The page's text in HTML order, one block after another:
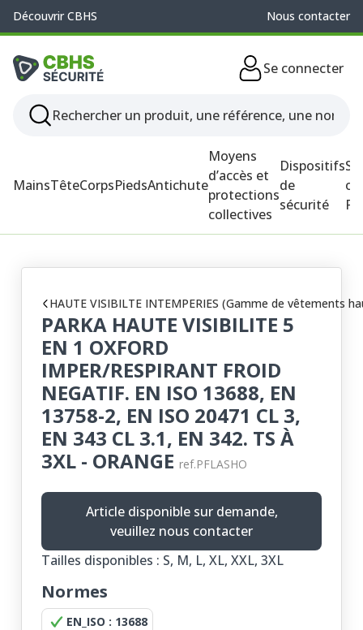
Découvrir CBHS Nous contacter
Se connecter
MainsTêteCorpsPiedsAntichute
Moyens
d’accès et
protections
collectives
Dispositifs
de
sécurité
HAUTE VISIBILTE INTEMPERIES (Gamme de vêtements
PARKA HAUTE VISIBILITE 5
EN 1 OXFORD
IMPER/RESPIRANT FROID
NEGATIF. EN ISO 13688, EN
13758-2, EN ISO 20471 CL 3,
EN 343 CL 3.1, EN 342. TS À
3XL - ORANGE ref.PFLASHO
Article disponible sur demande,
veuillez nous contacter
Tailles disponibles : S, M, L, XL, XXL, 3XL
Normes
EN_ISO : 13688